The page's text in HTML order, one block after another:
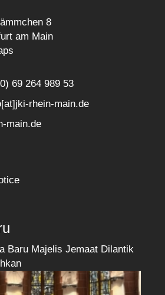
8
am Main
69 264 989 53
rhein-main.de
main.de
Baru Majelis Jemaat Dilantik